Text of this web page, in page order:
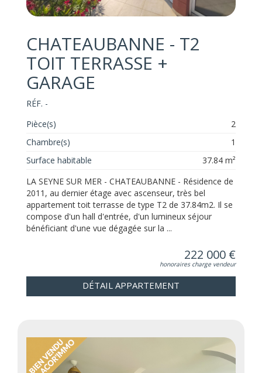
CHATEAUBANNE - T2
TOIT TERRASSE +
GARAGE
RÉF. -
Pièce(s)
2
Chambre(s)
1
Surface habitable
37.84 m²
LA SEYNE SUR MER - CHATEAUBANNE - Résidence de
2011, au dernier étage avec ascenseur, très bel
appartement toit terrasse de type T2 de 37.84m2. Il se
compose d'un hall d'entrée, d'un lumineux séjour
bénéficiant d'une vue dégagée sur la ...
222 000 €
honoraires charge vendeur
DÉTAIL APPARTEMENT